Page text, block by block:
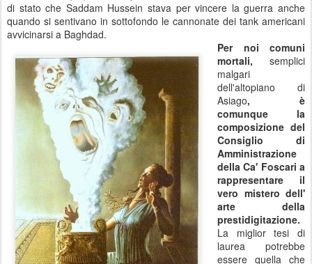
di stato che Saddam Hussein stava per vincere la guerra anche
quando si sentivano in sottofondo le cannonate dei tank americani
avvicinarsi a Baghdad.
Per noi comuni
mortali, semplici
malgari
dell'altopiano di
Asiago, è
comunque la
composizione del
Consiglio di
Amministrazione
della Ca' Foscari a
rappresentare il
vero mistero dell'
arte della
prestidigitazione.
La miglior tesi di
laurea potrebbe
essere quella che